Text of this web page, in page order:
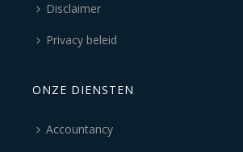
Disclaimer
Privacy beleid
ONZE DIENSTEN
Accountancy